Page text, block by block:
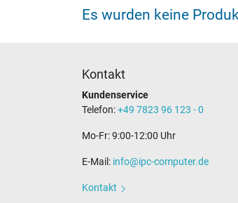
Es wurden keine
Kontakt
Kundenservice
Telefon:+49 7823 96 123 - 0
Mo-Fr: 9:00-12:00 Uhr
E-Mail: info@ipc-computer.de
Kontakt